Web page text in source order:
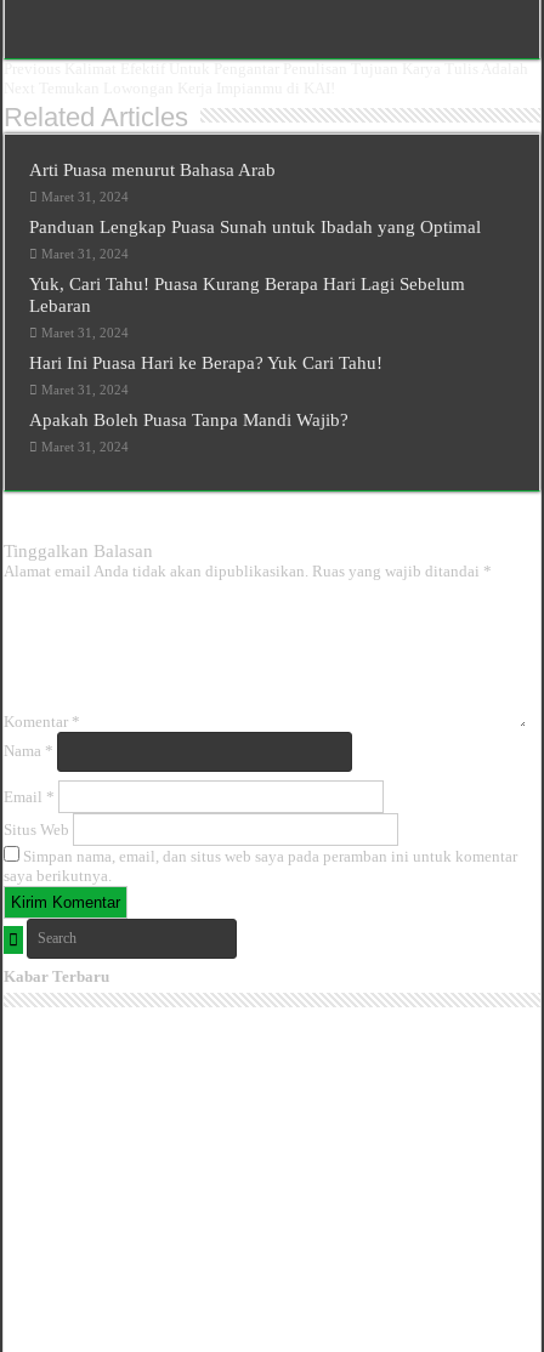
Related Articles
Arti Puasa menurut Bahasa Arab
Maret 31, 2024
Panduan Lengkap Puasa Sunah untuk Ibadah yang Optimal
Maret 31, 2024
Yuk, Cari Tahu! Puasa Kurang Berapa Hari Lagi Sebelum
Lebaran
Maret 31, 2024
Hari Ini Puasa Hari ke Berapa? Yuk Cari Tahu!
Maret 31, 2024
Apakah Boleh Puasa Tanpa Mandi Wajib?
Maret 31, 2024
Tinggalkan Balasan
Alamat email Anda tidak akan dipublikasikan. Ruas yang wajib ditandai *
Komentar *
Nama *
Email *
Situs Web
Simpan nama, email, dan situs web saya pada peramban ini untuk komentar
saya berikutnya.
Kabar Terbaru